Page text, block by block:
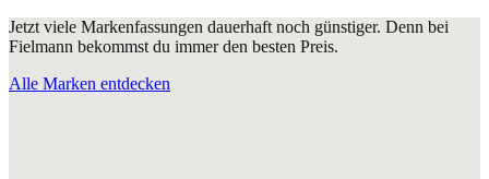
Jetzt viele Markenfassungen dauerhaft noch günstiger. Denn bei
Fielmann bekommst du immer den besten Preis.
Alle Marken entdecken